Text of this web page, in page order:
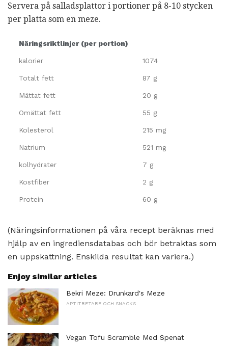
Servera på salladsplattor i portioner på 8-10 stycken
per platta som en meze.
Näringsriktlinjer (per portion)
kalorier 1074
Totalt fett 87 g
Mättat fett 20 g
Omättat fett 55 g
Kolesterol 215 mg
Natrium 521 mg
kolhydrater 7 g
Kostfiber 2 g
Protein 60 g
(Näringsinformationen på våra recept beräknas med
hjälp av en ingrediensdatabas och bör betraktas som
en uppskattning. Enskilda resultat kan variera.)
Enjoy similar articles
Bekri Meze: Drunkard's Meze
APTITRETARE OCH SNACKS
Vegan Tofu Scramble Med Spenat